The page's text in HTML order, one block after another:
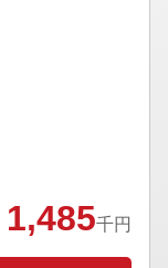
1,485千円